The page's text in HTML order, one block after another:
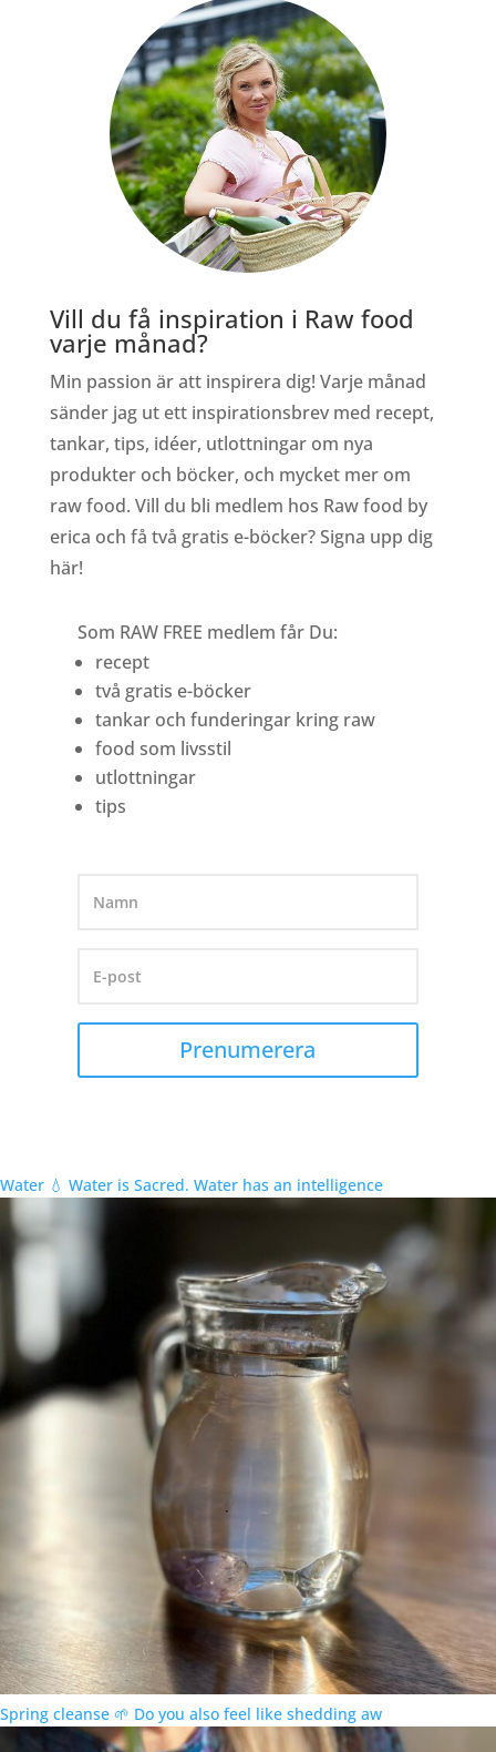
Vill du få inspiration i Raw food
varje månad?
Min passion är att inspirera dig! Varje månad
sänder jag ut ett inspirationsbrev med recept,
tankar, tips, idéer, utlottningar om nya
produkter och böcker, och mycket mer om
raw food. Vill du bli medlem hos Raw food by
erica och få två gratis e-böcker? Signa upp dig
här!
Som RAW FREE medlem får Du:
recept
två gratis e-böcker
tankar och funderingar kring raw
food som livsstil
utlottningar
tips
Prenumerera
Water 💧 Water is Sacred. Water has an intelligence
Spring cleanse 🌱 Do you also feel like shedding aw